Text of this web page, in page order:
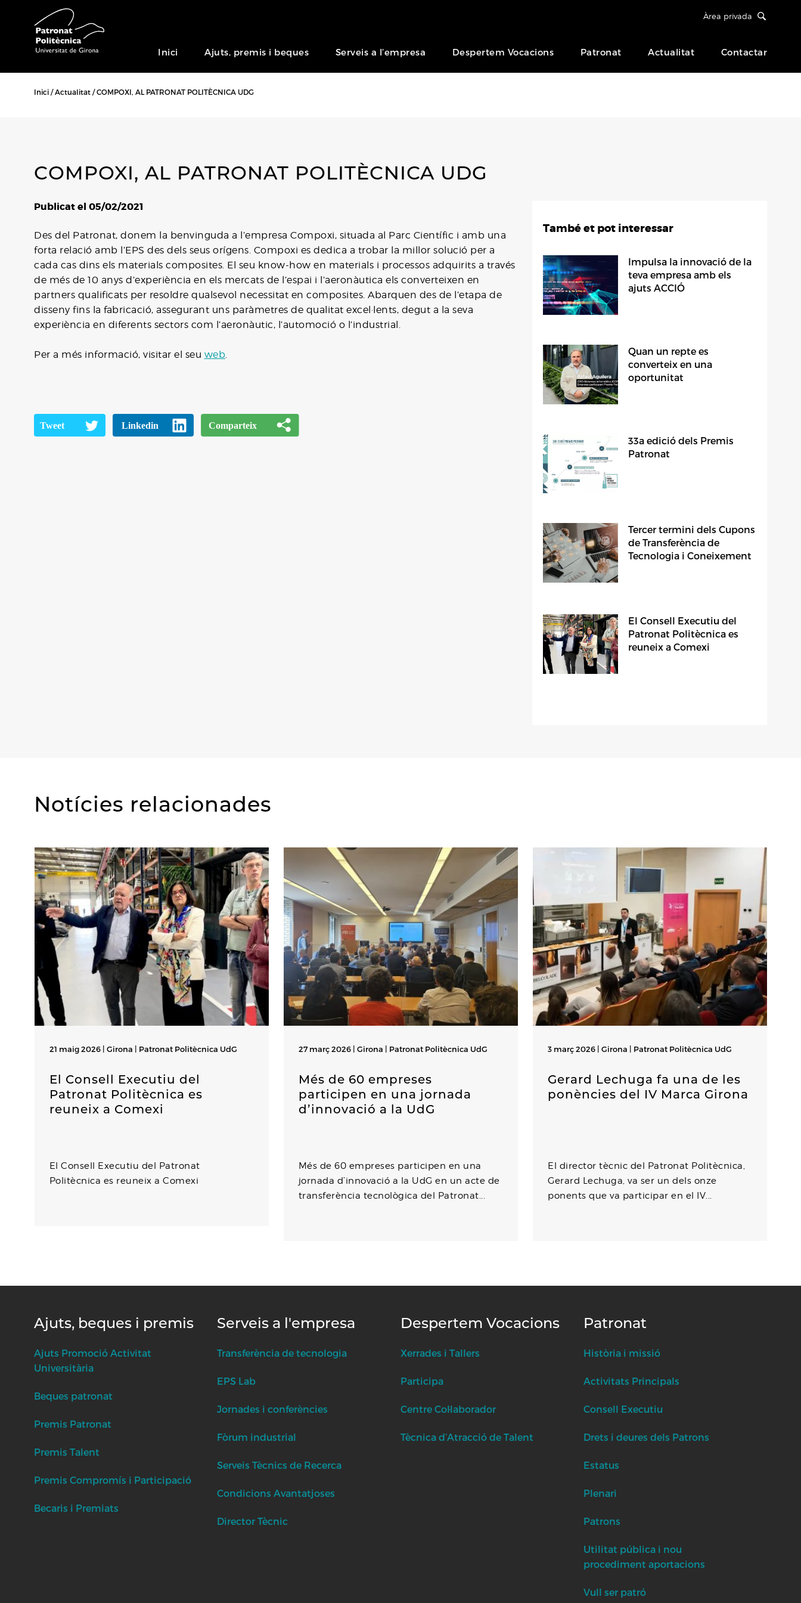
Àrea privada
Inici Ajuts, premis i beques Serveis a l’empresa Despertem Vocacions Patronat Actualitat Contactar
Inici Actualitat COMPOXI, AL PATRONAT POLITÈCNICA UDG
COMPOXI, AL PATRONAT POLITÈCNICA UDG
Publicat el 05/02/2021
Des del Patronat, donem la benvinguda a l’empresa Compoxi, situada al Parc Científic i amb una
forta relació amb l’EPS des dels seus orígens. Compoxi es dedica a trobar la millor solució per a
cada cas dins els materials composites. El seu know-how en materials i processos adquirits a través
de més de 10 anys d’experiència en els mercats de l’espai i l’aeronàutica els converteixen en
partners qualificats per resoldre qualsevol necessitat en composites. Abarquen des de l’etapa de
disseny fins la fabricació, assegurant uns paràmetres de qualitat excel·lents, degut a la seva
experiència en diferents sectors com l’aeronàutic, l’automoció o l’industrial.
Per a més informació, visitar el seu web.
També et pot interessar
Impulsa la innovació de la
teva empresa amb els
ajuts ACCIÓ
Quan un repte es
converteix en una
oportunitat
33a edició dels Premis
Patronat
Tercer termini dels Cupons
de Transferència de
Tecnologia i Coneixement
El Consell Executiu del
Patronat Politècnica es
reuneix a Comexi
Notícies relacionades
21 maig 2026 | Girona | Patronat Politècnica UdG
El Consell Executiu del
Patronat Politècnica es
reuneix a Comexi
El Consell Executiu del Patronat
Politècnica es reuneix a Comexi
27 març 2026 | Girona | Patronat Politècnica UdG
Més de 60 empreses
participen en una jornada
d’innovació a la UdG
Més de 60 empreses participen en una
jornada d’innovació a la UdG en un acte de
transferència tecnològica del Patronat...
3 març 2026 | Girona | Patronat Politècnica UdG
Gerard Lechuga fa una de les
ponències del IV Marca Girona
El director tècnic del Patronat Politècnica,
Gerard Lechuga, va ser un dels onze
ponents que va participar en el IV...
Ajuts, beques i premis
Ajuts Promoció Activitat
Universitària
Beques patronat
Premis Patronat
Premis Talent
Premis Compromís i Participació
Becaris i Premiats
Serveis a l'empresa
Transferència de tecnologia
EPS Lab
Jornades i conferències
Fòrum industrial
Serveis Tècnics de Recerca
Condicions Avantatjoses
Director Tècnic
Despertem Vocacions
Xerrades i Tallers
Participa
Centre Col·laborador
Tècnica d’Atracció de Talent
Patronat
Història i missió
Activitats Principals
Consell Executiu
Drets i deures dels Patrons
Estatus
Plenari
Patrons
Utilitat pública i nou
procediment aportacions
Vull ser patró